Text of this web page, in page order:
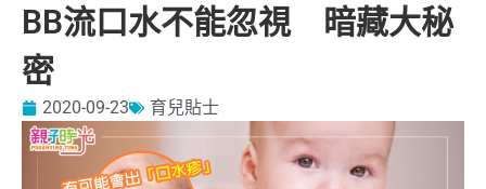
BB流口水不能忽視 暗藏大秘
密
2020-09-23 育兒貼士